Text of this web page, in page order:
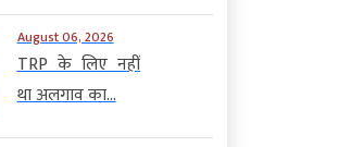
August 06, 2026
TRP के लिए नहीं
था अलगाव का...